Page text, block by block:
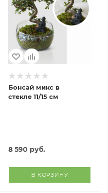
Бонсай микс в
стекле 11/15 см
8 590 руб.
В КОРЗИНУ